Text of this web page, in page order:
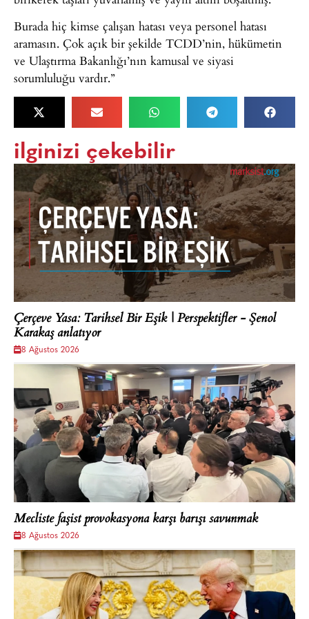
Burada hiç kimse çalışan hatası veya personel hatası
aramasın. Çok açık bir şekilde TCDD’nin, hükümetin
ve Ulaştırma Bakanlığı’nın kamusal ve siyasi
sorumluluğu vardır.”
ilginizi çekebilir
Çerçeve Yasa: Tarihsel Bir Eşik | Perspektifler - Şenol
Karakaş anlatıyor
8 Ağustos 2026
Mecliste faşist provokasyona karşı barışı savunmak
8 Ağustos 2026